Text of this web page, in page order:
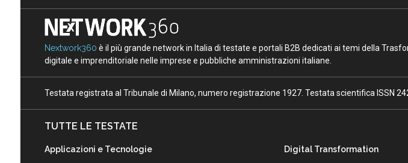
Nextwork360 è il più grande network in Italia di testate e portali B2B dedicati ai temi della
digitale e imprenditoriale nelle imprese e pubbliche amministrazioni italiane.
Testata registrata al Tribunale di Milano, numero registrazione 1927. Testata scientifica ISSN
TUTTE LE TESTATE
Applicazioni e Tecnologie Digital Transformation